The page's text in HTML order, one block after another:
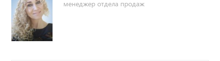
менеджер отдела продаж